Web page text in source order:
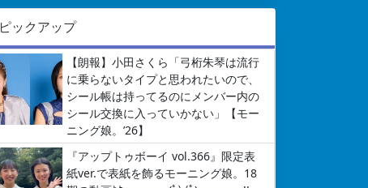
ピックアップ
【朗報】小田さくら「弓桁朱琴は流行
に乗らないタイプと思われたいので、
シール帳は持ってるのにメンバー内の
シール交換に入っていかない」【モー
ニング娘。’26】
『アップトゥボーイ vol.366』限定表
紙ver.で表紙を飾るモーニング娘。18